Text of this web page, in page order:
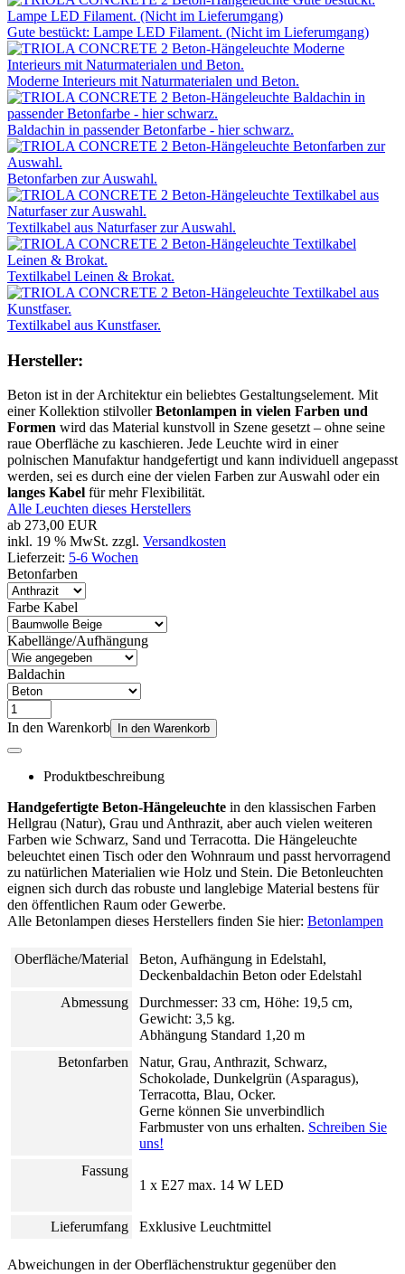
Gute bestückt: Lampe LED Filament. (Nicht im Lieferumgang)
Moderne Interieurs mit Naturmaterialen und Beton.
Baldachin in passender Betonfarbe - hier schwarz.
Betonfarben zur Auswahl.
Textilkabel aus Naturfaser zur Auswahl.
Textilkabel Leinen & Brokat.
Textilkabel aus Kunstfaser.
Hersteller:
Beton ist in der Architektur ein beliebtes Gestaltungselement. Mit
einer Kollektion stilvollerBetonlampen in vielen Farben und
Formen wird das Material kunstvoll in Szene gesetzt – ohne seine
raue Oberfläche zu kaschieren. Jede Leuchte wird in einer
polnischen Manufaktur handgefertigt und kann individuell angepasst
werden, sei es durch eine der vielen Farben zur Auswahl oder ein
langes Kabel für mehr Flexibilität.
Alle Leuchten dieses Herstellers
ab 273,00 EUR
inkl. 19 % MwSt. zzgl. Versandkosten
Lieferzeit: 5-6 Wochen
Betonfarben
Farbe Kabel
Kabellänge/Aufhängung
Baldachin
In den Warenkorb In den Warenkorb
Produktbeschreibung
Handgefertigte Beton-Hängeleuchte in den klassischen Farben
Hellgrau (Natur), Grau und Anthrazit, aber auch vielen weiteren
Farben wie Schwarz, Sand und Terracotta. Die Hängeleuchte
beleuchtet einen Tisch oder den Wohnraum und passt hervorragend
zu natürlichen Materialien wie Holz und Stein. Die Betonleuchten
eignen sich durch das robuste und langlebige Material bestens für
den öffentlichen Raum oder Gewerbe.
Alle Betonlampen dieses Herstellers finden Sie hier: Betonlampen
Oberfläche/Material
Beton, Aufhängung in Edelstahl,
Deckenbaldachin Beton oder Edelstahl
Abmessung
Durchmesser: 33 cm, Höhe: 19,5 cm,
Gewicht: 3,5 kg.
Abhängung Standard 1,20 m
Betonfarben
Natur, Grau, Anthrazit, Schwarz,
Schokolade, Dunkelgrün (Asparagus),
Terracotta, Blau, Ocker.
Gerne können Sie unverbindlich
Farbmuster von uns erhalten. Schreiben Sie
uns!
Fassung
1 x E27 max. 14 W LED
Lieferumfang Exklusive Leuchtmittel
Abweichungen in der Oberflächenstruktur gegenüber den